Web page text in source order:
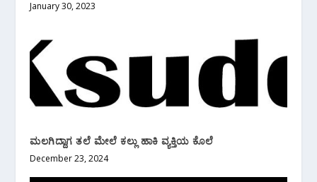
January 30, 2023
ಮಲಗಿದ್ದಾಗ ತಲೆ ಮೇಲೆ ಕಲ್ಲು ಹಾಕಿ ವ್ಯಕ್ತಿಯ ಕೊಲೆ
December 23, 2024